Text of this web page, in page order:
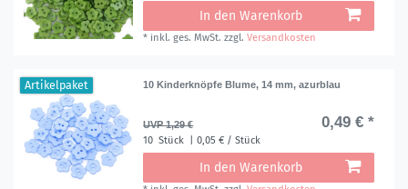
In den Warenkorb
* inkl. ges. MwSt. zzgl.Versandkosten
Artikelpaket 10 Kinderknöpfe Blume, 14 mm, azurblau
UVP 1,29 € 0,49 € *
10 Stück | 0,05 € / Stück
In den Warenkorb